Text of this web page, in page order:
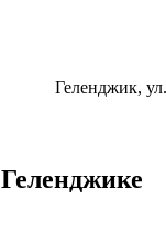
Геленджик,